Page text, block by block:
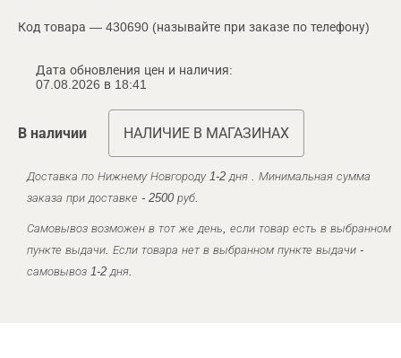
Код товара — 430690 (называйте при заказе по телефону)
Дата обновления цен и наличия:
07.08.2026 в 18:41
В наличии НАЛИЧИЕ В МАГАЗИНАХ
Доставка по Нижнему Новгороду 1-2 дня . Минимальная сумма
заказа при доставке - 2500 руб.
Самовывоз возможен в тот же день, если товар есть в выбранном
пункте выдачи. Если товара нет в выбранном пункте выдачи -
самовывоз 1-2 дня.